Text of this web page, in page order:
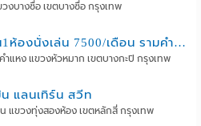
วงบางซื่อ เขตบางซื่อ กรุงเทพ
ห้องสูท 2ห้องนอน1ห้องนั่งเล่น 7500/เดือน รามคำแหง30/1
ำแหง แขวงหัวหมาก เขตบางกะปิ กรุงเทพ
แลนเทิร์น สวีท
น แขวงทุ่งสองห้อง เขตหลักสี่ กรุงเทพ